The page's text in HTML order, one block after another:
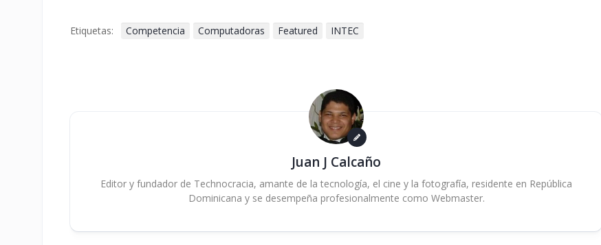
Etiquetas: Competencia Computadoras Featured INTEC
Juan J Calcaño
Editor y fundador de Technocracia, amante de la tecnología, el cine y la fotografía, residente en República
Dominicana y se desempeña profesionalmente como Webmaster.